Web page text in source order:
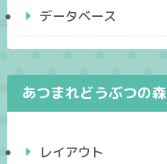
データベース
あつまれどうぶつの森
レイアウト